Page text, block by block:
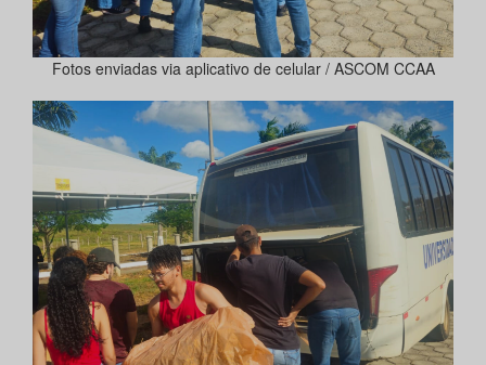
Fotos enviadas via aplicativo de celular / ASCOM CCAA